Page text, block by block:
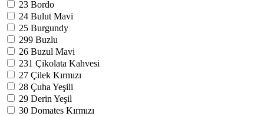
23 Bordo
24 Bulut Mavi
25 Burgundy
299 Buzlu
26 Buzul Mavi
231 Çikolata Kahvesi
27 Çilek Kırmızı
28 Çuha Yeşili
29 Derin Yeşil
30 Domates Kırmızı